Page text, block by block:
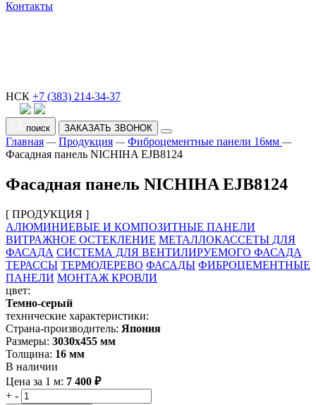
Контакты
НСК +7 (383) 214-34-37
поиск ЗАКАЗАТЬ ЗВОНОК
Главная — Продукция — Фиброцементные панели 16мм —
Фасадная панель NICHIHA EJB8124
Фасадная панель NICHIHA EJB8124
[ ПРОДУКЦИЯ ]
АЛЮМИНИЕВЫЕ И КОМПОЗИТНЫЕ ПАНЕЛИ
ВИТРАЖНОЕ ОСТЕКЛЕНИЕ МЕТАЛЛОКАССЕТЫ ДЛЯ
ФАСАДА СИСТЕМА ДЛЯ ВЕНТИЛИРУЕМОГО ФАСАДА
ТЕРАССЫ ТЕРМОДЕРЕВО ФАСАДЫ ФИБРОЦЕМЕНТНЫЕ
ПАНЕЛИ МОНТАЖ КРОВЛИ
цвет:
Темно-серый
технические характеристики:
Страна-производитель: Япония
Размеры: 3030х455 мм
Толщина: 16 мм
В наличии
Цена за 1 м: 7 400 ₽
+ -